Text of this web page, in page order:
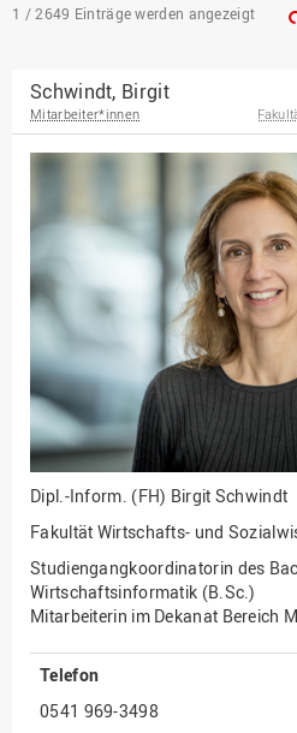
eLearning Competence
EU-Büro
Fakultät
Agrarwissenschaften und
Landschaftsarchitektur
Ingenieurwissenschaften
und Informatik
Fakultät Management,
Kultur und Technik
Fakultät Wirtschafts- und
Sozialwissenschaften
Finanzen
Forschung, Kooperation,
Drittmittel
Gebäude und Technik
Gesellschaftliches
Engagement
Gleichstellungsbüro
Hochschulleitung
Hochschulplanung/-
1 / 2649 Einträge werden angezeigt
Schwindt, Birgit
Mitarbeiter*innen
Dipl.-Inform. (FH) Birgit Schwindt
Fakultät Wirtschafts- und
Studiengangkoordinatorin des
Wirtschaftsinformatik (B.Sc.)
Mitarbeiterin im Dekanat Bereich
Telefon
0541 969-3498